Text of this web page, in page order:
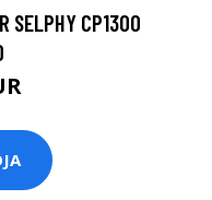
SELPHY CP1300